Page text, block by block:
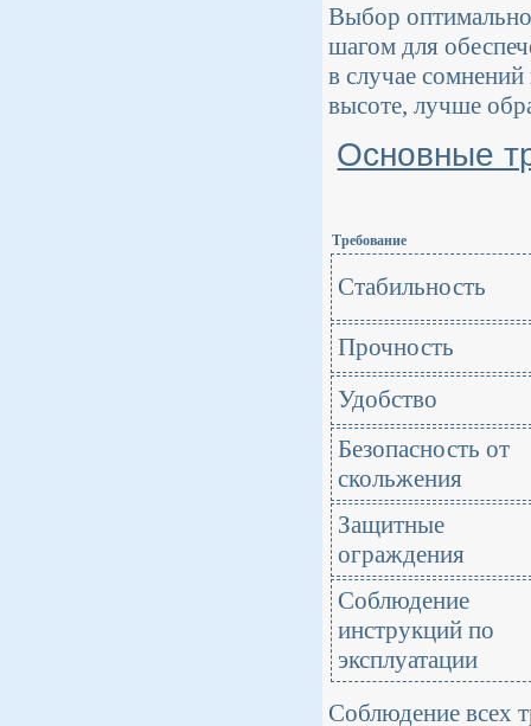
Выбор
шагом для
в случае
высоте, лучше
Основные
Требование
Стабильность
Прочность
Удобство
Безопасность от
скольжения
Защитные
ограждения
Соблюдение
инструкций по
эксплуатации
Соблюдение всех